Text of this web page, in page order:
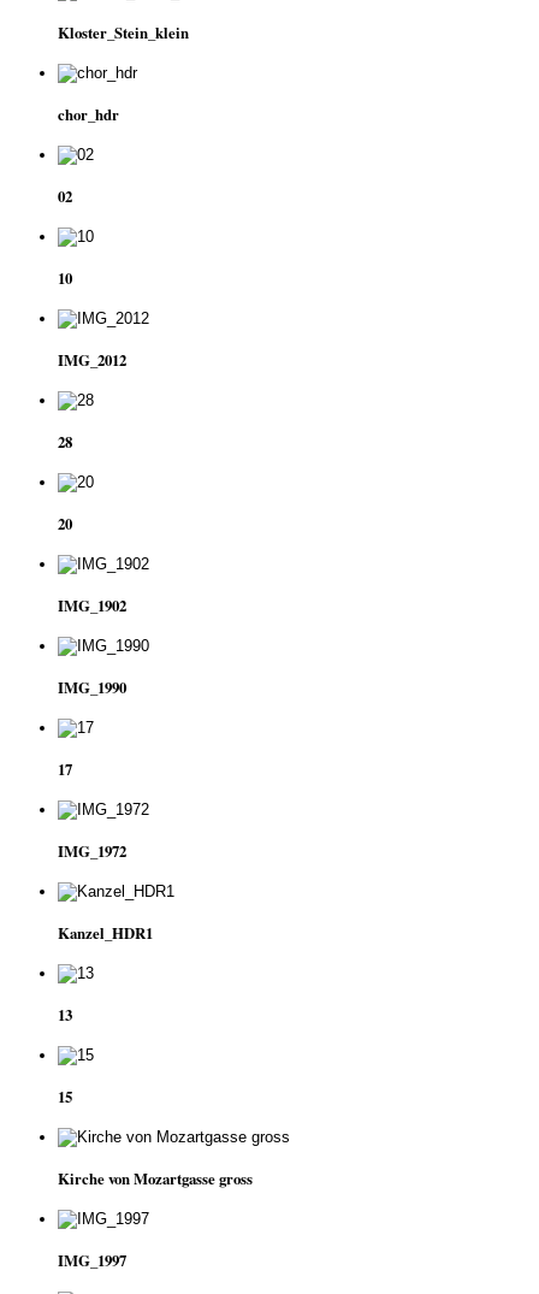
Kloster_Stein_klein
chor_hdr
02
10
IMG_2012
28
20
IMG_1902
IMG_1990
17
IMG_1972
Kanzel_HDR1
13
15
Kirche von Mozartgasse gross
IMG_1997